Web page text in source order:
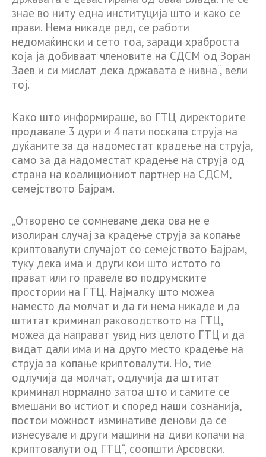
знае во ниту една институција што и како се
прави. Нема никаде ред, се работи
недомаќински и сето тоа, заради храброста
која ја добиваат членовите на СДСМ од Зоран
Заев и си мислат дека државата е нивна“, вели
тој.
Како што информираше, во ГТЦ директорите
продавале 3 дури и 4 пати поскапа струја на
дуќаните за да надоместат крадење на струја,
само за да надоместат крадење на струја од
страна на коалициониот партнер на СДСМ,
семејството Бајрам.
„Отворено се сомневаме дека ова не е
изолиран случај за крадење струја за копање
криптовалути случајот со семејството Бајрам,
туку дека има и други кои што истото го
прават или го правеле во подрумските
простории на ГТЦ. Најмалку што можеа
наместо да молчат и да ги нема никаде и да
штитат криминал раководството на ГТЦ,
можеа да направат увид низ целото ГТЦ и да
видат дали има и на друго место крадење на
струја за копање криптовалути. Но, тие
одлучија да молчат, одлучија да штитат
криминал нормално затоа што и самите се
вмешани во истиот и според наши сознанија,
постои можност изминативе денови да се
изнесувале и други машини на диви копачи на
криптовалути од ГТЦ“, соопшти Арсовски.